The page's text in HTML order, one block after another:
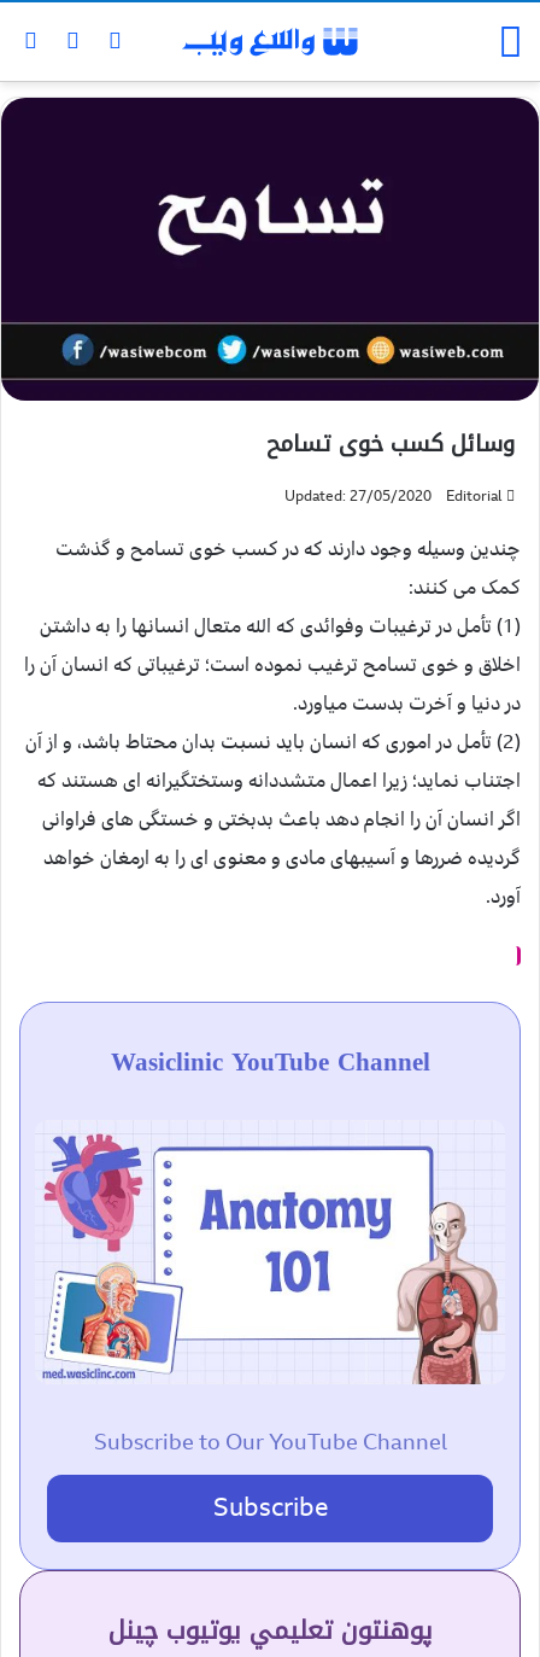
وسائل کسب خوی تسامح
Editorial
Updated: 27/05/2020
چندین وسیله وجود دارند که در کسب خوی تسامح و گذشت
کمک می کنند:
(1) تأمل در ترغیبات وفوائدی که الله متعال انسانها را به داشتن
اخلاق و خوی تسامح ترغیب نموده است؛ ترغیباتی که انسان آن را
در دنیا و آخرت بدست میاورد.
(2) تأمل در اموری که انسان باید نسبت بدان محتاط باشد، و از آن
اجتناب نماید؛ زیرا اعمال متشددانه وستختگیرانه ای هستند که
اگر انسان آن را انجام دهد باعث بدبختی و خستگی های فراوانی
گردیده ضررها و آسیبهای مادی و معنوی ای را به ارمغان خواهد
آورد.
Wasiclinic YouTube Channel
Subscribe to Our YouTube Channel
Subscribe
پوهنتون تعلیمي یوتیوب چینل